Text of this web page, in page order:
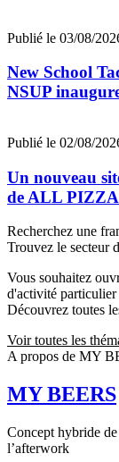
Publié le 03/08/
New School
NSUP
Publié le 02/08/
Un nouveau
de ALL
Recherchez une
Trouvez le secteur
Vous souhaitez
d'activité particulier
Découvrez toutes
Voir toutes les
A propos de MY
MY BEERS
Concept hybride
l’afterwork